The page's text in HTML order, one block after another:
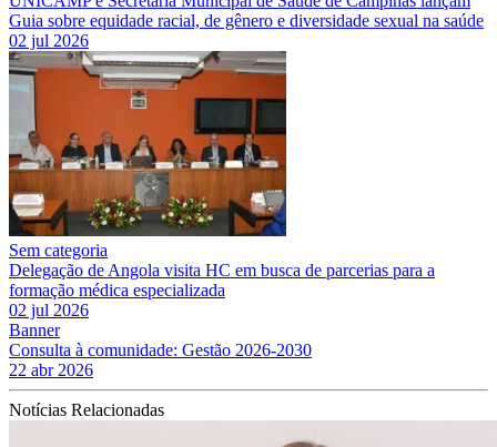
Guia sobre equidade racial, de gênero e diversidade sexual na saúde
02 jul 2026
Sem categoria
Delegação de Angola visita HC em busca de parcerias para a
formação médica especializada
02 jul 2026
Banner
Consulta à comunidade: Gestão 2026-2030
22 abr 2026
Notícias Relacionadas